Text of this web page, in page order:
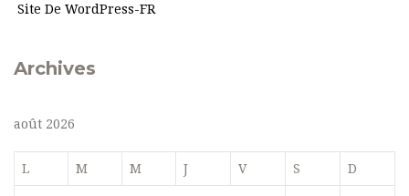
Site De WordPress-FR
Archives
août 2026
L M M J V S D